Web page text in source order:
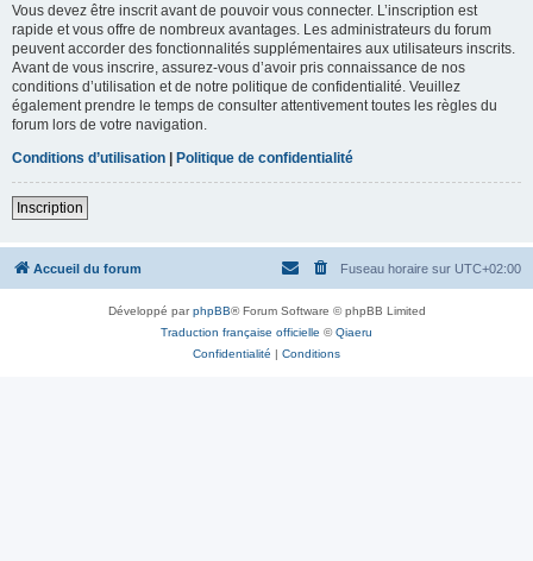
Vous devez être inscrit avant de pouvoir vous connecter. L’inscription est
rapide et vous offre de nombreux avantages. Les administrateurs du forum
peuvent accorder des fonctionnalités supplémentaires aux utilisateurs inscrits.
Avant de vous inscrire, assurez-vous d’avoir pris connaissance de nos
conditions d’utilisation et de notre politique de confidentialité. Veuillez
également prendre le temps de consulter attentivement toutes les règles du
forum lors de votre navigation.
Conditions d’utilisation | Politique de confidentialité
Inscription
Accueil du forum Fuseau horaire sur UTC+02:00
Développé parphpBB® Forum Software © phpBB Limited
Traduction française officielle ©Qiaeru
Confidentialité | Conditions